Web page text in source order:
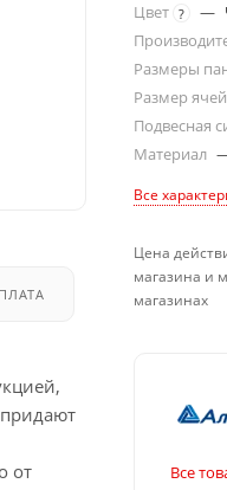
от
Цвет ? —
Размеры
Размер
Подвесная
Материал
Все
Цена
магазина и
магазинах
Все